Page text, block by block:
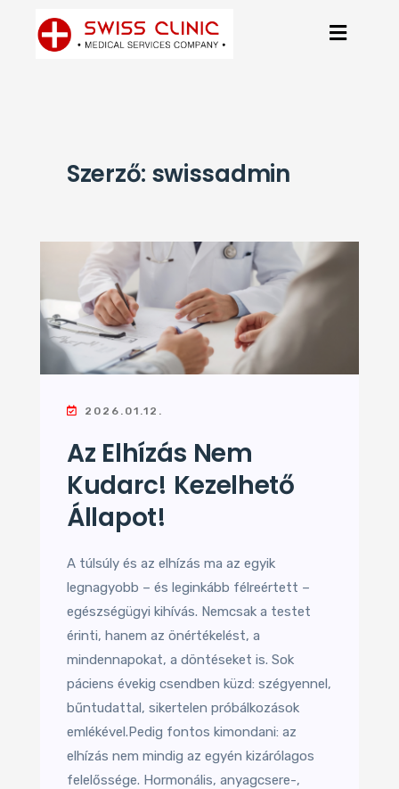
Szerző: swissadmin
2026.01.12.
Az Elhízás Nem
Kudarc! Kezelhető
Állapot!
A túlsúly és az elhízás ma az egyik
legnagyobb – és leginkább félreértett –
egészségügyi kihívás. Nemcsak a testet
érinti, hanem az önértékelést, a
mindennapokat, a döntéseket is. Sok
páciens évekig csendben küzd: szégyennel,
bűntudattal, sikertelen próbálkozások
emlékével.Pedig fontos kimondani: az
elhízás nem mindig az egyén kizárólagos
felelőssége. Hormonális, anyagcsere-,